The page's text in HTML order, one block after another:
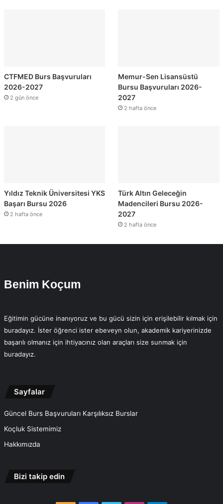
CTFMED Burs Başvuruları
2026-2027
2 gün önce
Memur-Sen Lisansüstü
Bursu Başvuruları 2026-
2027
2 hafta önce
Yıldız Teknik Üniversitesi YKS
Başarı Bursu 2026
2 hafta önce
Türk Altın Geleceğin
Madencileri Bursu 2026-
2027
2 hafta önce
Benim Koçum
Eğitimin gücüne inanıyoruz ve bu gücü sizin için erişilebilir kılmak için
buradayız. İster öğrenci ister ebeveyn olun, akademik kariyerinizde
başarılı olmanız için ihtiyacınız olan araçları size sunmak için
buradayız.
Sayfalar
Güncel Burs Başvuruları Karşılıksız Burslar
Koçluk Sistemimiz
Hakkımızda
Bizi takip edin